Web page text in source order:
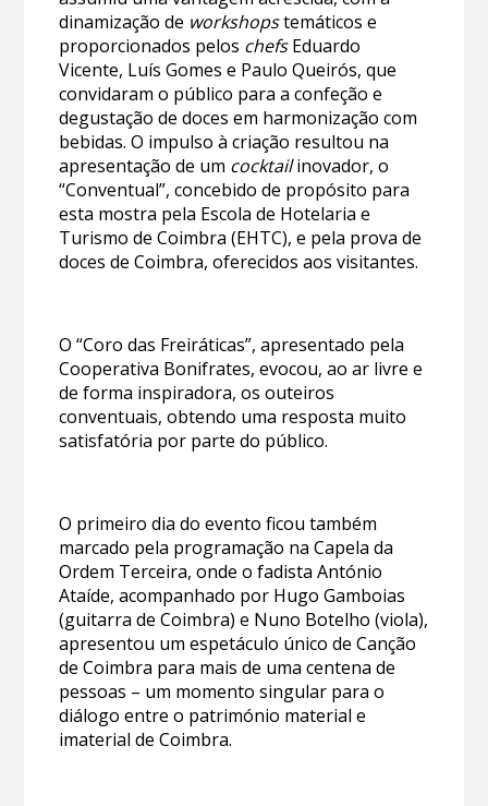
dinamização de workshopstemáticos e
proporcionados pelos chefsEduardo
Vicente, Luís Gomes e Paulo Queirós, que
convidaram o público para a confeção e
degustação de doces em harmonização com
bebidas. O impulso à criação resultou na
apresentação de um cocktailinovador, o
“Conventual”, concebido de propósito para
esta mostra pela Escola de Hotelaria e
Turismo de Coimbra (EHTC), e pela prova de
doces de Coimbra, oferecidos aos visitantes.
O “Coro das Freiráticas”, apresentado pela
Cooperativa Bonifrates, evocou, ao ar livre e
de forma inspiradora, os outeiros
conventuais, obtendo uma resposta muito
satisfatória por parte do público.
O primeiro dia do evento ficou também
marcado pela programação na Capela da
Ordem Terceira, onde o fadista António
Ataíde, acompanhado por Hugo Gamboias
(guitarra de Coimbra) e Nuno Botelho (viola),
apresentou um espetáculo único de Canção
de Coimbra para mais de uma centena de
pessoas – um momento singular para o
diálogo entre o património material e
imaterial de Coimbra.